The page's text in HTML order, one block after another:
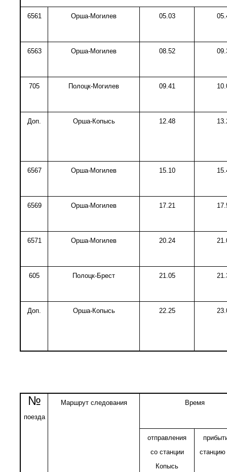
6561 Орша-Могилев 05.03
6563 Орша-Могилев 08.52
705 Полоцк-Могилев 09.41
Доп. Орша-Копысь 12.48
6567 Орша-Могилев 15.10
6569 Орша-Могилев 17.21
6571 Орша-Могилев 20.24
605 Полоцк-Брест 21.05
Доп. Орша-Копысь 22.25
№
поезда
Маршрут следования Время
отправления
со станции
Копысь